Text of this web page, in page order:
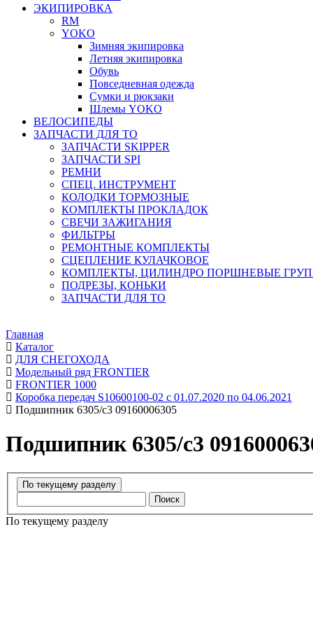
ЭКИПИРОВКА
RM
YOKO
Зимняя экипировка
Летняя экипировка
Обувь
Повседневная одежда
Сумки и рюкзаки
Шлемы YOKO
ВЕЛОСИПЕДЫ
ЗАПЧАСТИ ДЛЯ ТО
ЗАПЧАСТИ SKIPPER
ЗАПЧАСТИ SPI
РЕМНИ
СПЕЦ. ИНСТРУМЕНТ
КОЛОДКИ ТОРМОЗНЫЕ
КОМПЛЕКТЫ ПРОКЛАДОК
СВЕЧИ ЗАЖИГАНИЯ
ФИЛЬТРЫ
РЕМОНТНЫЕ КОМПЛЕКТЫ
СЦЕПЛЕНИЕ КУЛАЧКОВОЕ
КОМПЛЕКТЫ, ЦИЛИНДРО ПОРШНЕВЫЕ
ПОДРЕЗЫ, КОНЬКИ
ЗАПЧАСТИ ДЛЯ ТО
Главная
Каталог
ДЛЯ СНЕГОХОДА
Модельный ряд FRONTIER
FRONTIER 1000
Коробка передач S10600100-02 с 01.07.2020 по 04.06.2021
Подшипник 6305/c3 09160006305
Подшипник 6305/c3
Поиск
По текущему разделу